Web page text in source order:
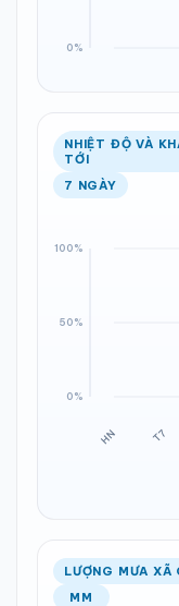
NHIỆT ĐỘ VÀ
TỚI
7 NGÀY
LƯỢNG MƯA
MM